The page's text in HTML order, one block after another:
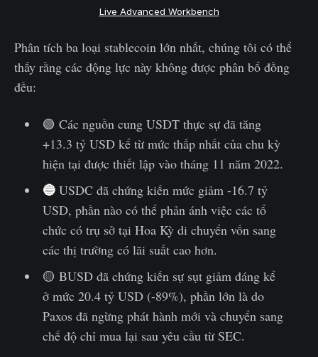
Live Advanced Workbench
Phân tích ba loại stablecoin lớn nhất, chúng tôi có thể
thấy rằng các động lực này không được phân bổ đồng
đều:
🟢 Các nguồn cung USDT thực sự đã tăng
+13.3 tỷ USD kể từ mức thấp nhất của chu kỳ
hiện tại được thiết lập vào tháng 11 năm 2022.
🔵USDC đã chứng kiến mức giảm -16.7 tỷ
USD, phần nào có thể phản ánh việc các tổ
chức có trụ sở tại Hoa Kỳ di chuyển vốn sang
các thị trường có lãi suất cao hơn.
🟡 BUSD đã chứng kiến sự sụt giảm đáng kể
ở mức 20.4 tỷ USD (-89%), phần lớn là do
Paxos đã ngừng phát hành mới và chuyển sang
chế độ chỉ mua lại sau yêu cầu từ SEC.